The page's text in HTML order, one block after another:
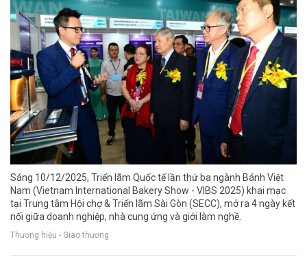
Sáng 10/12/2025, Triển lãm Quốc tế lần thứ ba ngành Bánh Việt
Nam (Vietnam International Bakery Show - VIBS 2025) khai mạc
tại Trung tâm Hội chợ & Triển lãm Sài Gòn (SECC), mở ra 4 ngày kết
nối giữa doanh nghiệp, nhà cung ứng và giới làm nghề.
Thương hiệu - Giao thương